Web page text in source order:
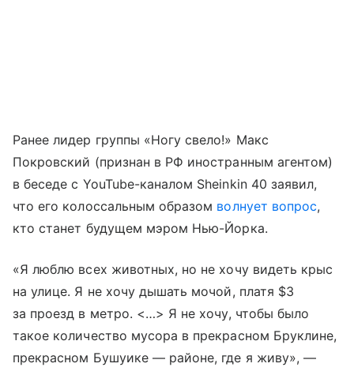
Ранее лидер группы «Ногу свело!» Макс
Покровский (признан в РФ иностранным агентом)
в беседе с YouTube-каналом Sheinkin 40 заявил,
что его колоссальным образом волнует вопрос,
кто станет будущем мэром Нью-Йорка.
«Я люблю всех животных, но не хочу видеть крыс
на улице. Я не хочу дышать мочой, платя $3
за проезд в метро. <…> Я не хочу, чтобы было
такое количество мусора в прекрасном Бруклине,
прекрасном Бушуике — районе, где я живу», —